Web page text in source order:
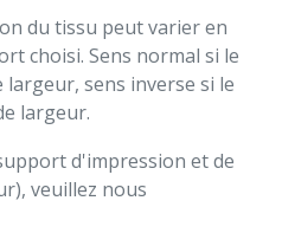
du tissu peut varier en
choisi. Sens normal si le
sens inverse si le
largeur.
d'impression et de
veuillez nous